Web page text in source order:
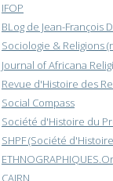
IFOP
BLog de Jean-François
Sociologie & Religions
Journal of Africana
Revue d'Histoire des
Social Compass
Société d'Histoire du
SHPF (Société
CAIRN